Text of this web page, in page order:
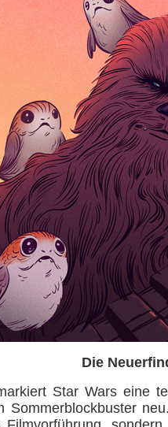
Die
Star Wars eine
Sommerblockbuster